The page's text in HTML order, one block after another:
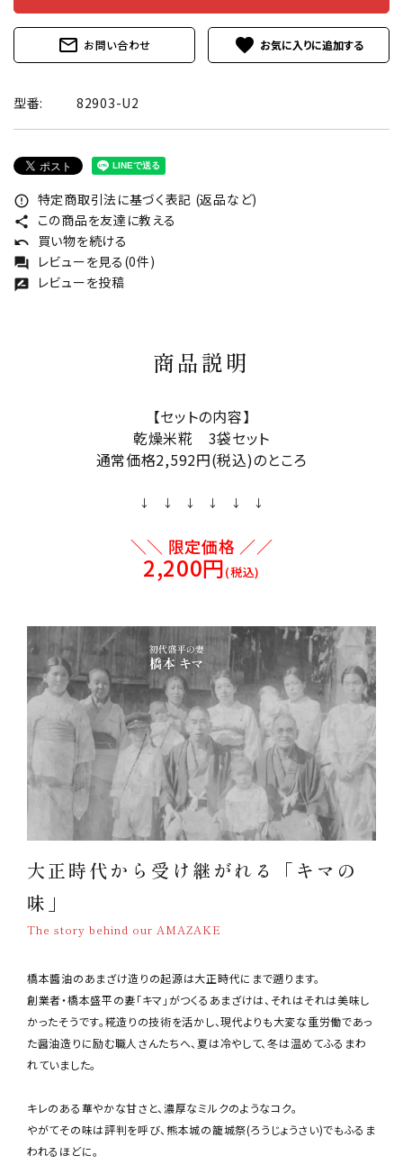
mail_outline お問い合わせ favorite
型番: 82903-U2
error_outline 特定商取引法に基づく表記 (返品など)
share この商品を友達に教える
undo 買い物を続ける
forum レビューを見る(0件)
rate_review レビューを投稿
商品説明
【セットの内容】
乾燥米糀 3袋セット
通常価格2,592円(税込)のところ
↓ ↓ ↓ ↓ ↓ ↓
＼＼ 限定価格 ／／
2,200円(税込)
大正時代から受け継がれる「キマの
味」
The story behind our AMAZAKE
橋本醬油のあまざけ造りの起源は大正時代にまで遡ります。
創業者・橋本盛平の妻「キマ」がつくるあまざけは、それはそれは美味し
かったそうです。糀造りの技術を活かし、現代よりも大変な重労働であっ
た醤油造りに励む職人さんたちへ、夏は冷やして、冬は温めてふるまわ
れていました。
キレのある華やかな甘さと、濃厚なミルクのようなコク。
やがてその味は評判を呼び、熊本城の籠城祭(ろうじょうさい)でもふるま
われるほどに。